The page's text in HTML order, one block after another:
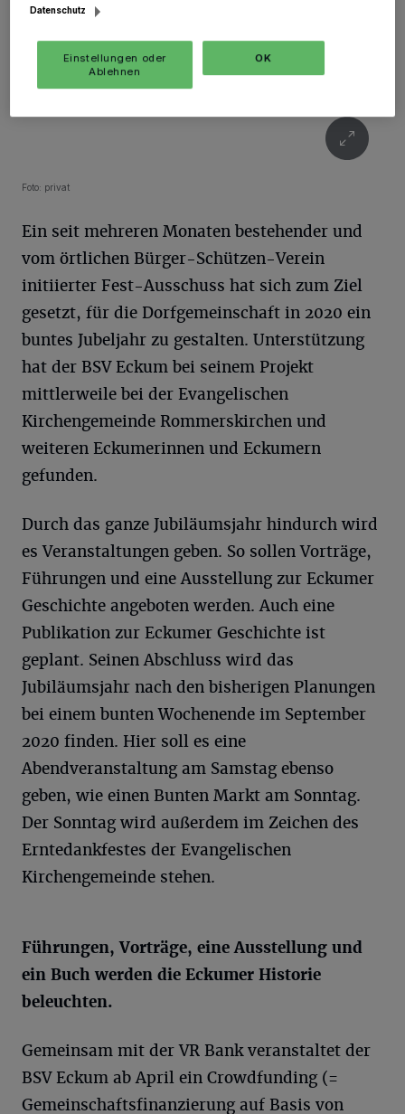
Foto: privat
Ein seit mehreren Monaten bestehender und
vom örtlichen Bürger-Schützen-Verein
initiierter Fest-Ausschuss hat sich zum Ziel
gesetzt, für die Dorfgemeinschaft in 2020 ein
buntes Jubeljahr zu gestalten. Unterstützung
hat der BSV Eckum bei seinem Projekt
mittlerweile bei der Evangelischen
Kirchengemeinde Rommerskirchen und
weiteren Eckumerinnen und Eckumern
gefunden.
Durch das ganze Jubiläumsjahr hindurch wird
es Veranstaltungen geben. So sollen Vorträge,
Führungen und eine Ausstellung zur Eckumer
Geschichte angeboten werden. Auch eine
Publikation zur Eckumer Geschichte ist
geplant. Seinen Abschluss wird das
Jubiläumsjahr nach den bisherigen Planungen
bei einem bunten Wochenende im September
2020 finden. Hier soll es eine
Abendveranstaltung am Samstag ebenso
geben, wie einen Bunten Markt am Sonntag.
Der Sonntag wird außerdem im Zeichen des
Erntedankfestes der Evangelischen
Kirchengemeinde stehen.
Führungen, Vorträge, eine Ausstellung und
ein Buch werden die Eckumer Historie
beleuchten.
Gemeinsam mit der VR Bank veranstaltet der
BSV Eckum ab April ein Crowdfunding (=
Gemeinschaftsfinanzierung auf Basis von
Datenschutz
Einstellungen oder
Ablehnen
OK